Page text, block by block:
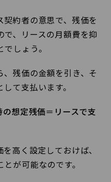
約者の意思で、残価を
、リースの月額費を抑
しょう。
残価の金額を引き、そ
て支払います。
想定残価＝リースで支
高く設定しておけば、
が可能なのです。